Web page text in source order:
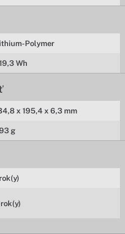
Polymer
Wh
x 195,4 x 6,3 mm
g